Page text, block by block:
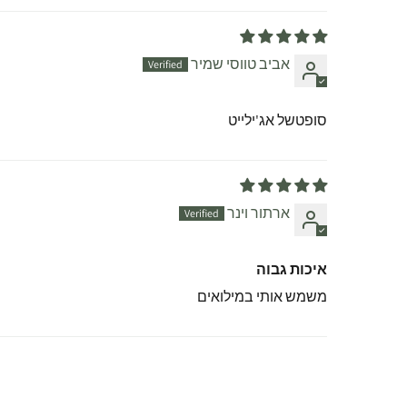
אביב טווסי שמיר
סופטשל אג'ילייט
ארתור וינר
איכות גבוה
משמש אותי במילואים